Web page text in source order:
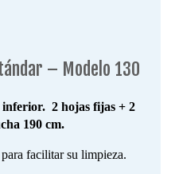
– Modelo 130
2 hojas fijas + 2
190 cm.
facilitar su limpieza.